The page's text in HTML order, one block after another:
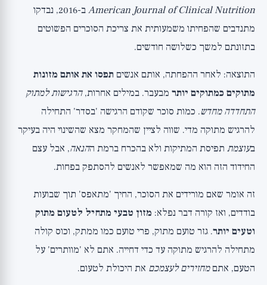
American Journal of Clinical Nutrition
ב-2016, נבדקו
מתנדבים שהפחיתו משמעותית את צריכת הסוכרים הפשוטים
בתזונתם למשך כשלושה חודשים.
התוצאה: לאחר ההפחתה, אותם אנשים תפסו את אותם מזונות
מתוקים כמתוקים יותר מבעבר. במילים אחרות,הרגישות למתוק
התחדדה מחדש. כמות סוכר שקודם הרגישה 'בסדר' התחילה
להרגיש מתוקה מדי. שווה לציין שהמחקר מצא שהשינוי היה בעיקר
בעוצמת תפיסת המתיקות ולא בהכרח ברמת ההנאה, אבל עצם
החידוד הזה הוא מה שמאפשר לאנשים להסתפק בפחות.
זה אומר שאם מורידים את הסוכר, החיך 'מתאפס' תוך שבועות
בודדים, ואז קורה דבר נפלא: מזון טבעי מתחיל לטעום מתוק
וטעים יותר. גזר טועם מתוק, פרי טועם כמו ממתק, וכוס קולה
מתחילה להרגיש מתוקה עד כדי דחייה. אתם לא 'מוותרים' על
הטעם, אתםמחזירים לעצמכם את היכולת לטעום.